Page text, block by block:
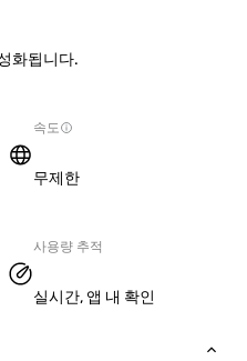
화됩니다.
속도
무제한
사용량 추적
실시간, 앱 내 확인